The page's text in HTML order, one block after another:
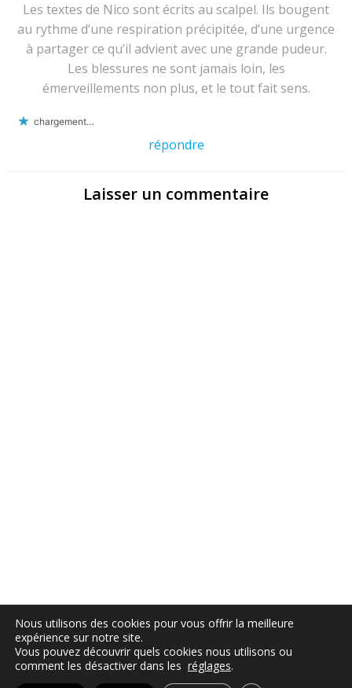
Les textes de Nico sont écrits au scalpel. Ils bougent
au rythme d’une respiration précipitée, d’une urgence
à partager ce qu’il advient avec une grande pudeur.
Les blessures ne sont jamais loin, les
émerveillements non plus, et le tout fait sens.
chargement…
répondre
Laisser un commentaire
© 2026 Am Slam Flam. Created for free using
WordPress and Colibri
Nous utilisons des cookies pour vous offrir la meilleure
expérience sur notre site.
Vous pouvez découvrir quels cookies nous utilisons ou
comment les désactiver dans les réglages.